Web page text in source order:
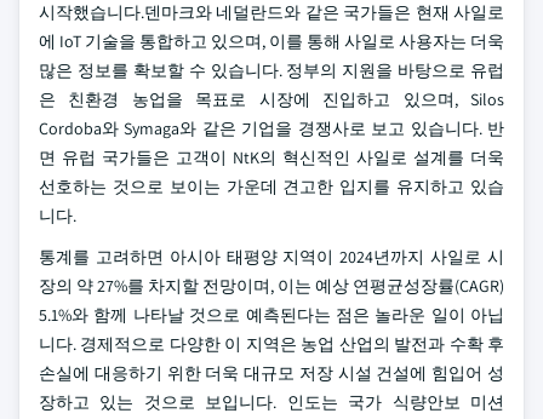
시작했습니다.덴마크와 네덜란드와 같은 국가들은 현재 사일로
에 IoT 기술을 통합하고 있으며, 이를 통해 사일로 사용자는 더욱
많은 정보를 확보할 수 있습니다. 정부의 지원을 바탕으로 유럽
은 친환경 농업을 목표로 시장에 진입하고 있으며, Silos
Cordoba와 Symaga와 같은 기업을 경쟁사로 보고 있습니다. 반
면 유럽 국가들은 고객이 NtK의 혁신적인 사일로 설계를 더욱
선호하는 것으로 보이는 가운데 견고한 입지를 유지하고 있습
니다.
통계를 고려하면 아시아 태평양 지역이 2024년까지 사일로 시
장의 약 27%를 차지할 전망이며, 이는 예상 연평균성장률(CAGR)
5.1%와 함께 나타날 것으로 예측된다는 점은 놀라운 일이 아닙
니다. 경제적으로 다양한 이 지역은 농업 산업의 발전과 수확 후
손실에 대응하기 위한 더욱 대규모 저장 시설 건설에 힘입어 성
장하고 있는 것으로 보입니다. 인도는 국가 식량안보 미션